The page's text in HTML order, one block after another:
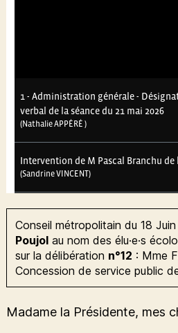
Conseil métropolitain du 18
Poujolau nom des élu·e·s
sur la délibération n°12 : Mme
Concession de service public
Madame la Présidente, mes